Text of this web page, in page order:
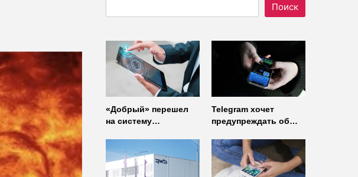
Поиск
«Добрый» перешел
на систему
«Газинформсервис»
Telegram хочет
предупреждать об
неофициальных
клиентов
мессенджера